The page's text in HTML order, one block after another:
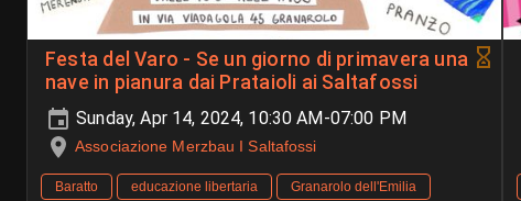
Festa del Varo - Se un giorno di primavera una
nave in pianura dai Prataioli ai Saltafossi
Sunday, Apr 14, 2024, 10:30 AM-07:00 PM
Associazione Merzbau I Saltafossi
Baratto educazione libertaria Granarolo dell'Emilia